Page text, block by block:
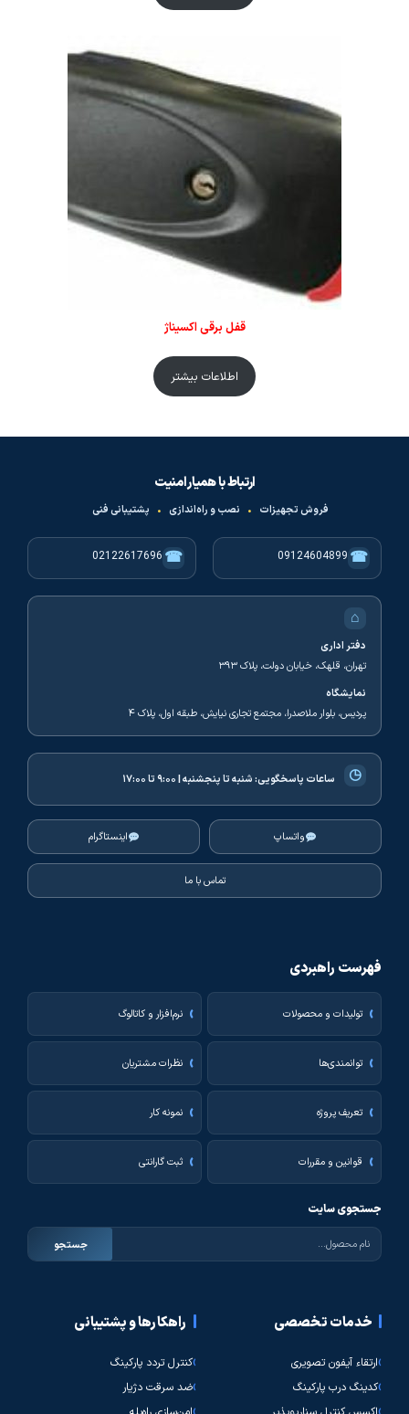
قفل برقی اکسیناژ
اطلاعات بیشتر
ارتباط با همیار امنیت
فروش تجهیزات • نصب و راه‌اندازی • پشتیبانی فنی
☎
09124604899
☎
02122617696
⌂
دفتر اداری
تهران، قلهک، خیابان دولت، پلاک ۳۹۳
نمایشگاه
پردیس، بلوار ملاصدرا، مجتمع تجاری نیایش، طبقه اول، پلاک ۴
◷ ساعات پاسخگویی:شنبه تا پنجشنبه | ۹:۰۰ تا ۱۷:۰۰
واتساپ اینستاگرام
تماس با ما
فهرست راهبردی
تولیدات و محصولات نرم‌افزار و کاتالوگ
توانمندی‌ها نظرات مشتریان
تعریف پروژه نمونه کار
قوانین و مقررات ثبت گارانتی
جستجوی سایت
جستجو
خدمات تخصصی
ارتقاء آیفون تصویری
کدینگ درب پارکینگ
راهکارها و پشتیبانی
کنترل تردد پارکینگ
ضد سرقت دژیار